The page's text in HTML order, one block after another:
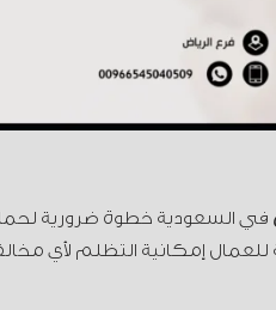
في السعودية خطوة ضرورية
للعمال إمكانية التظلم لأي